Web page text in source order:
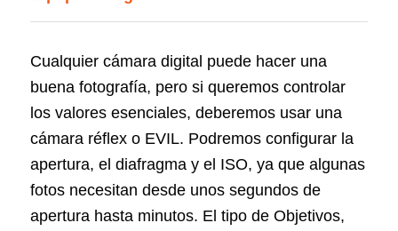
Cualquier cámara digital puede hacer una
buena fotografía, pero si queremos controlar
los valores esenciales, deberemos usar una
cámara réflex o EVIL. Podremos configurar la
apertura, el diafragma y el ISO, ya que algunas
fotos necesitan desde unos segundos de
apertura hasta minutos. El tipo de Objetivos,